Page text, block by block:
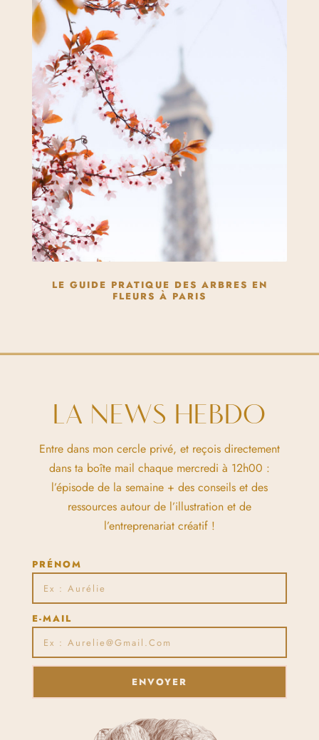
LE GUIDE PRATIQUE DES ARBRES EN
FLEURS À PARIS
LA NEWS HEBDO
Entre dans mon cercle privé, et reçois directement
dans ta boîte mail chaque mercredi à 12h00 :
l’épisode de la semaine + des conseils et des
ressources autour de l’illustration et de
l’entreprenariat créatif !
PRÉNOM
E-MAIL
ENVOYER